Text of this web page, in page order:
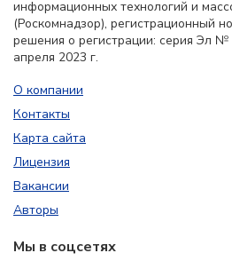
информационных технологий и
(Роскомнадзор), регистрационный
решения о регистрации: серия Эл
апреля 2023 г.
О компании
Контакты
Карта сайта
Лицензия
Вакансии
Авторы
Мы в соцсетях